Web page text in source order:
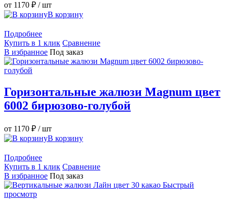
от 1170 ₽ / шт
В корзину
Подробнее
Купить в 1 клик Сравнение
В избранное Под заказ
Горизонтальные жалюзи Magnum цвет
6002 бирюзово-голубой
от 1170 ₽ / шт
В корзину
Подробнее
Купить в 1 клик Сравнение
В избранное Под заказ
Быстрый
просмотр